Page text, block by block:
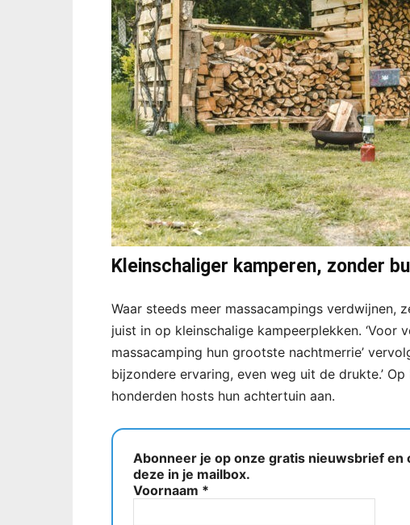
Kleinschaliger kamperen, zonder
Waar steeds meer massacampings verdwijnen,
juist in op kleinschalige kampeerplekken. ‘Voor
massacamping hun grootste nachtmerrie’
bijzondere ervaring, even weg uit de drukte.’
honderden hosts hun achtertuin aan.
Abonneer je op onze gratis nieuwsbrief
deze in je mailbox.
Voornaam *